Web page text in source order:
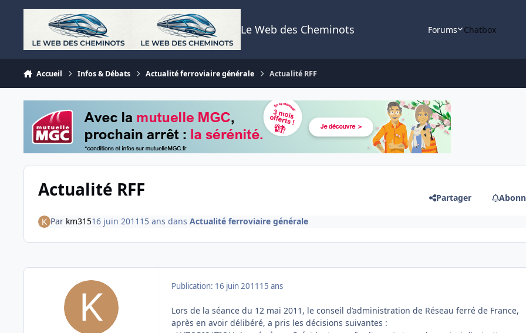
Aller au contenu
Le Web des Cheminots Forums Chatbox
Accueil Infos & Débats Actualité ferroviaire générale Actualité RFF
Actualité RFF Partager
Par km31516 juin 2011 15 ans dans Actualité ferroviaire générale
Publication: 16 juin 2011 15 ans
Lors de la séance du 12 mai 2011, le conseil d’administration de Réseau ferré de France,
après en avoir délibéré, a pris les décisions suivantes :